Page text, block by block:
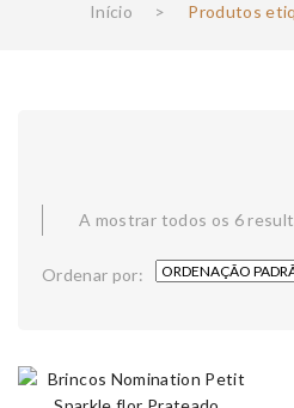
Início > Produtos
A mostrar todos os 6
Ordenar por: